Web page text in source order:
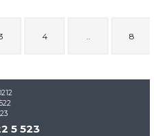
4 8
5 523